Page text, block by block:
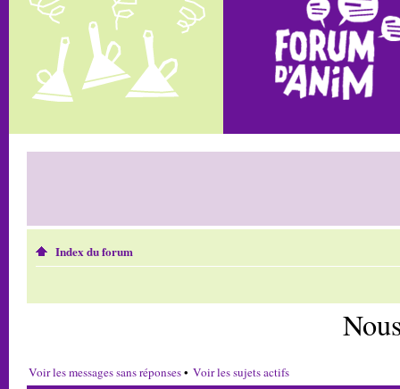
Index du forum
Voir les messages sans réponses• Voir les sujets actifs